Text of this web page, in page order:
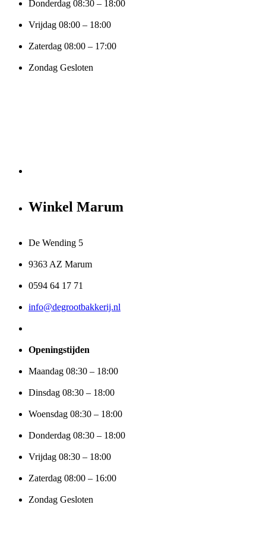
Donderdag 08:30 – 18:00
Vrijdag 08:00 – 18:00
Zaterdag 08:00 – 17:00
Zondag Gesloten
Winkel Marum
De Wending 5
9363 AZ Marum
0594 64 17 71
info@degrootbakkerij.nl
Openingstijden
Maandag 08:30 – 18:00
Dinsdag 08:30 – 18:00
Woensdag 08:30 – 18:00
Donderdag 08:30 – 18:00
Vrijdag 08:30 – 18:00
Zaterdag 08:00 – 16:00
Zondag Gesloten